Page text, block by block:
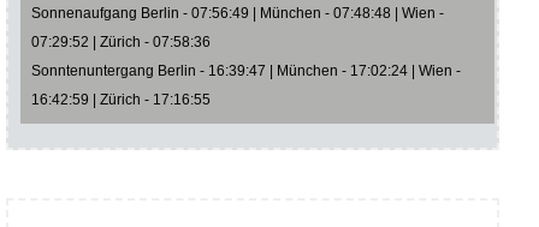
Sonnenaufgang Berlin - 07:56:49 | München - 07:48:48 | Wien -
07:29:52 | Zürich - 07:58:36
Sonntenuntergang Berlin - 16:39:47 | München - 17:02:24 | Wien -
16:42:59 | Zürich - 17:16:55